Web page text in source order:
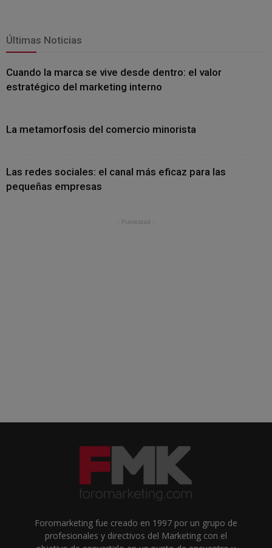
Últimas Noticias
Cuando la marca se vive desde dentro: el valor
estratégico del marketing interno
La metamorfosis del comercio minorista
Las redes sociales: el canal más eficaz para las
pequeñas empresas
- Publicidad -
Foromarketing fue creado en 1997 por un grupo de
profesionales y directivos del Marketing con el